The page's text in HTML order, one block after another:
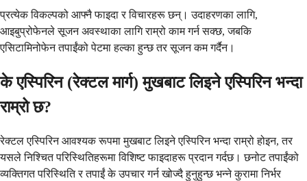
प्रत्येक विकल्पको आफ्नै फाइदा र विचारहरू छन्। उदाहरणका लागि,
आइबुप्रोफेनले सूजन अवस्थाका लागि राम्रो काम गर्न सक्छ, जबकि
एसिटामिनोफेन तपाईंको पेटमा हल्का हुन्छ तर सूजन कम गर्दैन।
के एस्पिरिन (रेक्टल मार्ग) मुखबाट लिइने एस्पिरिन भन्दा
राम्रो छ?
रेक्टल एस्पिरिन आवश्यक रूपमा मुखबाट लिइने एस्पिरिन भन्दा राम्रो होइन, तर
यसले निश्चित परिस्थितिहरूमा विशिष्ट फाइदाहरू प्रदान गर्दछ। छनोट तपाईंको
व्यक्तिगत परिस्थिति र तपाईं के उपचार गर्न खोज्दै हुनुहुन्छ भन्ने कुरामा निर्भर